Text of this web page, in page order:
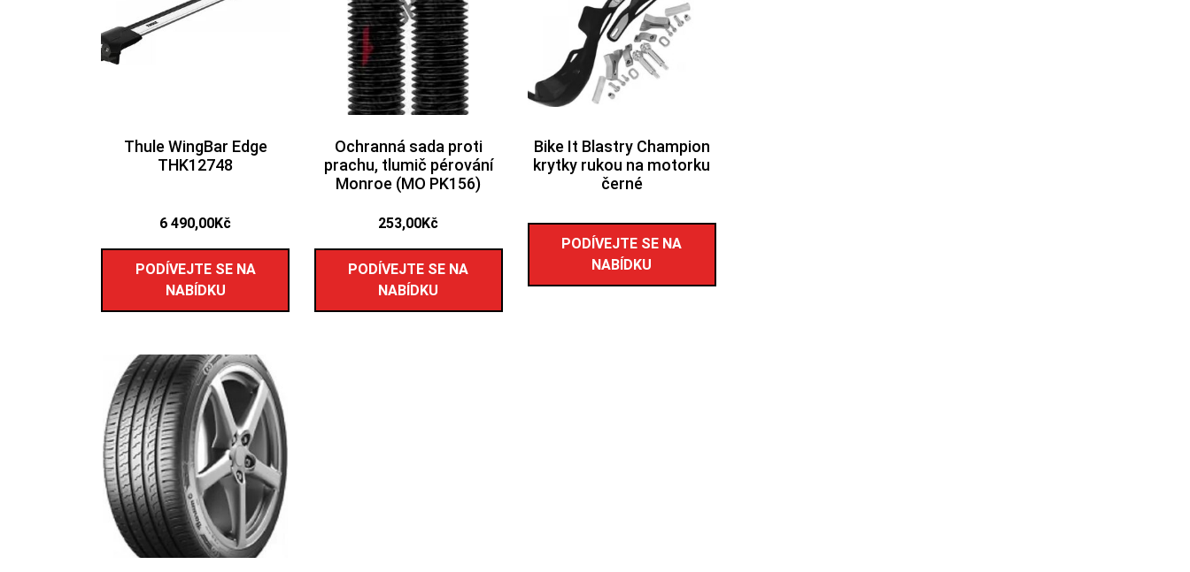
Thule WingBar Edge
THK12748
6 490,00Kč
PODÍVEJTE SE NA
NABÍDKU
Ochranná sada proti
prachu, tlumič pérování
Monroe (MO PK156)
253,00Kč
PODÍVEJTE SE NA
NABÍDKU
Bike It Blastry Champion
krytky rukou na motorku
černé
PODÍVEJTE SE NA
NABÍDKU